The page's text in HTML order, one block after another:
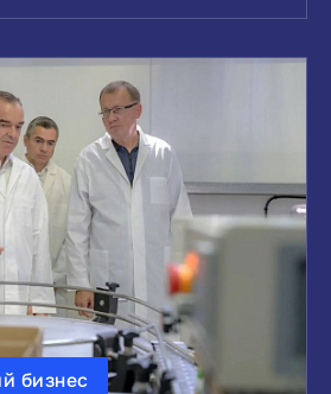
бизнес